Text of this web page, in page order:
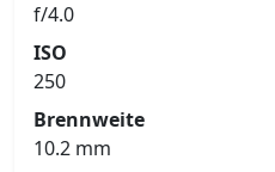
f/4.0
ISO
250
Brennweite
10.2 mm